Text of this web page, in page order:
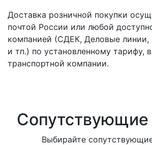
Доставка розничной покупки
почтой России или любой
компанией (СДЕК, Деловые линии,
и тп.) по установленному тарифу,
транспортной компании.
Сопутствующие
Выбирайте